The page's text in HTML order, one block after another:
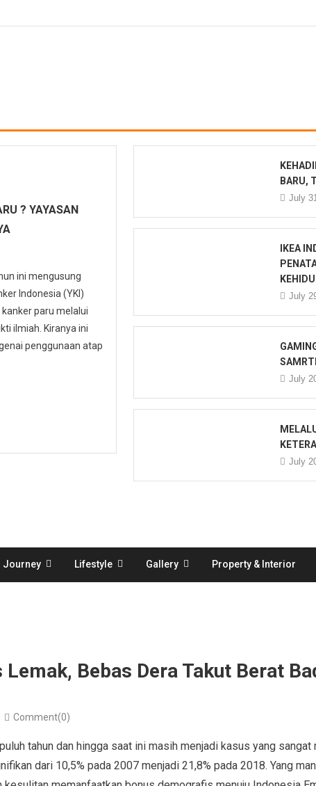
? YAYASAN
ini mengusung
Indonesia (YKI)
paru melalui
ilmiah. Kiranya ini
penggunaan atap
BARU,
July
IKEA
July
July
July
Journey Lifestyle Gallery Property & Interior
Bebas Dera Takut Berat
Comment(0)
tahun dan hingga saat ini masih menjadi kasus yang sangat
dari 10,5% pada 2007 menjadi 21,8% pada 2018. Yang